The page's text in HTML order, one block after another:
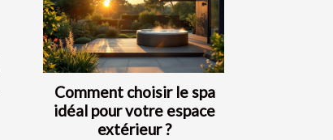
Comment choisir le spa
idéal pour votre espace
extérieur ?